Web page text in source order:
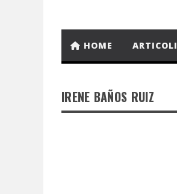
HOME ARTICOLI
IRENE BAÑOS RUIZ